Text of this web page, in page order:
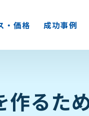
・価格 成功事例
作るた